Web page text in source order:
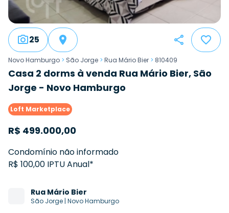
25
Novo Hamburgo > São Jorge > Rua Mário Bier > 810409
Casa 2 dorms à venda Rua Mário Bier, São
Jorge - Novo Hamburgo
Loft Marketplace
R$ 499.000,00
Condomínio não informado
R$ 100,00 IPTU Anual*
Rua Mário Bier
São Jorge | Novo Hamburgo